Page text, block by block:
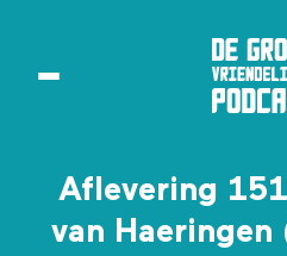
Aflevering
van Haeringen